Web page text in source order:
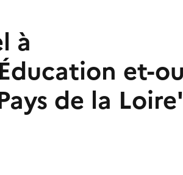
à
et-ou
de la